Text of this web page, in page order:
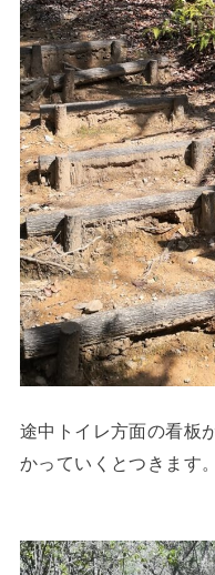
途中トイレ方面の看板
かっていくとつきます。